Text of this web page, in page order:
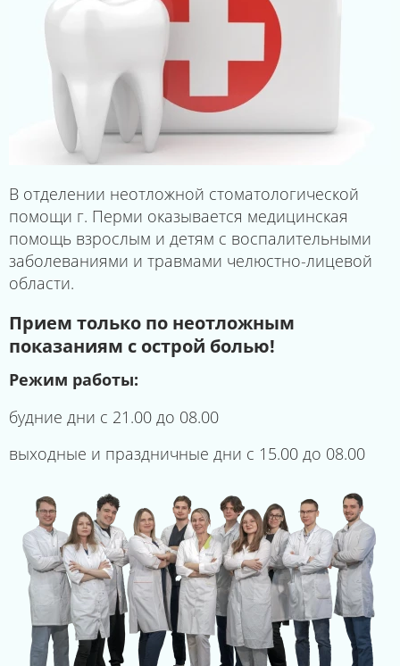
В отделении неотложной стоматологической
помощи г. Перми оказывается медицинская
помощь взрослым и детям с воспалительными
заболеваниями и травмами челюстно-лицевой
области.
Прием только по неотложным
показаниям с острой болью!
Режим работы:
будние дни с 21.00 до 08.00
выходные и праздничные дни с 15.00 до 08.00